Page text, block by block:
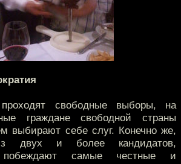
свободные выборы, на
граждане свободной страны
выбирают себе слуг. Конечно же,
двух и более кандидатов,
побеждают самые честные и